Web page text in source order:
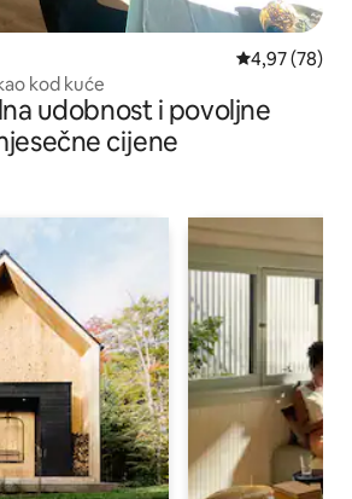
Prosječna
4,97 (78)
kod kuće
udobnost i povoljne
cijene